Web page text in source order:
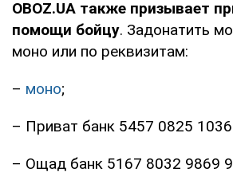
OBOZ.UA также призывает
помощи бойцу. Задонатить
моно или по реквизитам:
– моно;
– Приват банк 5457 0825
– Ощад банк 5167 8032 9869